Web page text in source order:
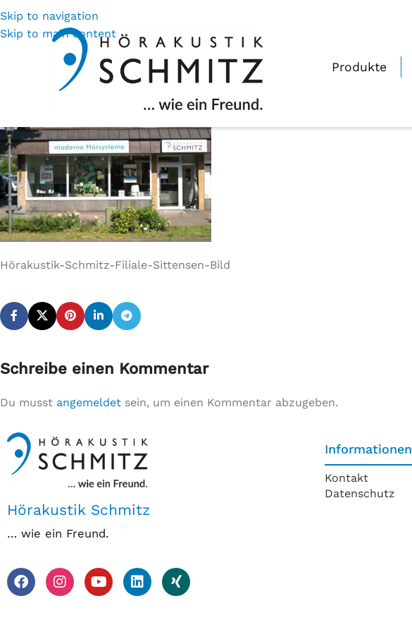
Skip to navigation
Skip to main content
Produkte
Hörakustik-Schmitz-Filiale-Sittensen-Bild
Schreibe einen Kommentar
Du musst angemeldet sein, um einen Kommentar abzugeben.
Hörakustik Schmitz
… wie ein Freund.
Informationen
Kontakt
Datenschutz